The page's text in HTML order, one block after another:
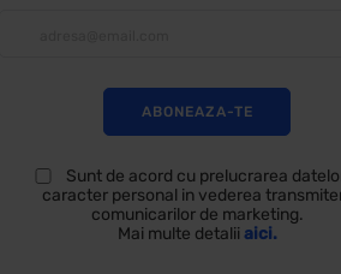
Sunt de acord cu prelucrarea
caracter personal in vederea
comunicarilor de marketing.
Mai multe detalii aici.